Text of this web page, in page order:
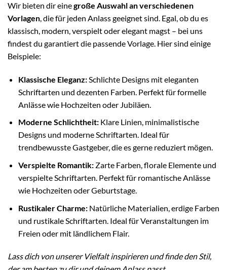
Wir bieten dir einegroße Auswahl an verschiedenen
Vorlagen, die für jeden Anlass geeignet sind. Egal, ob du es
klassisch, modern, verspielt oder elegant magst – bei uns
findest du garantiert die passende Vorlage. Hier sind einige
Beispiele:
Klassische Eleganz:Schlichte Designs mit eleganten
Schriftarten und dezenten Farben. Perfekt für formelle
Anlässe wie Hochzeiten oder Jubiläen.
Moderne Schlichtheit:Klare Linien, minimalistische
Designs und moderne Schriftarten. Ideal für
trendbewusste Gastgeber, die es gerne reduziert mögen.
Verspielte Romantik:Zarte Farben, florale Elemente und
verspielte Schriftarten. Perfekt für romantische Anlässe
wie Hochzeiten oder Geburtstage.
Rustikaler Charme:Natürliche Materialien, erdige Farben
und rustikale Schriftarten. Ideal für Veranstaltungen im
Freien oder mit ländlichem Flair.
Lass dich von unserer Vielfalt inspirieren und finde den Stil,